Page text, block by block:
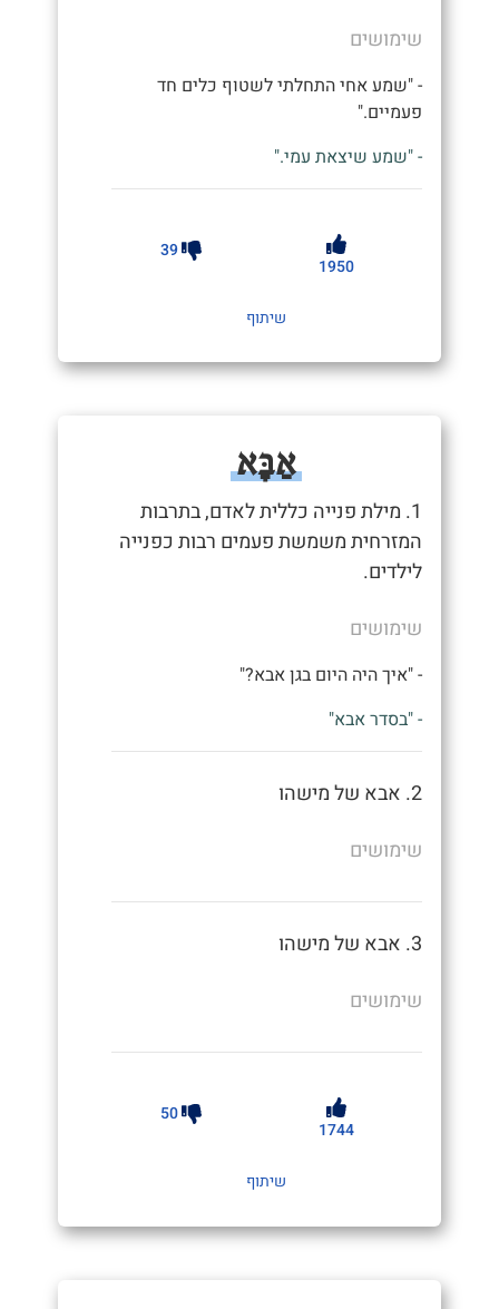
שימושים
- "שמע אחי התחלתי לשטוף כלים חד
פעמיים."
- "שמע שיצאת עמי."
1950
39
שיתוף
אַבָּא
1. מילת פנייה כללית לאדם, בתרבות
המזרחית משמשת פעמים רבות כפנייה
לילדים.
שימושים
- "איך היה היום בגן אבא?"
- "בסדר אבא"
2. אבא של מישהו
שימושים
3. אבא של מישהו
שימושים
1744
50
שיתוף